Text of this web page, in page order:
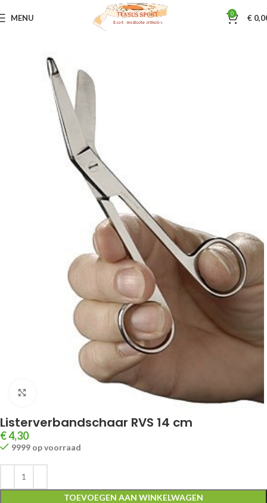
MENU 0 €
Home Sportmassage Massagetools Hulpmiddelen
Listerverbandschaar RVS 14 cm
€4,30
9999 op voorraad
TOEVOEGEN AAN WINKELWAGEN